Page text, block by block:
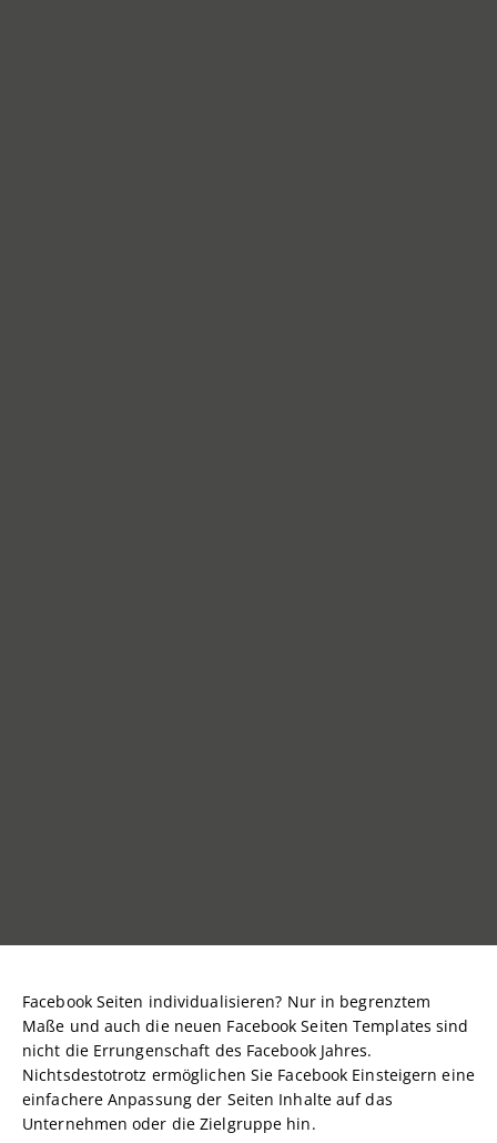
Facebook Seiten individualisieren? Nur in begrenztem
Maße und auch die neuen Facebook Seiten Templates sind
nicht die Errungenschaft des Facebook Jahres.
Nichtsdestotrotz ermöglichen Sie Facebook Einsteigern eine
einfachere Anpassung der Seiten Inhalte auf das
Unternehmen oder die Zielgruppe hin.